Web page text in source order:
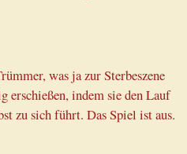
was ja zur Sterbeszene
indem sie den Lauf
zu sich führt. Das Spiel ist aus.